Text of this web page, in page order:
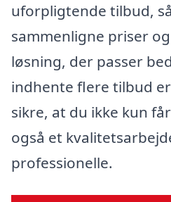
uforpligtende tilbud,
sammenligne priser
løsning, der passer
indhente flere tilbud
sikre, at du ikke kun
også et
professionelle.